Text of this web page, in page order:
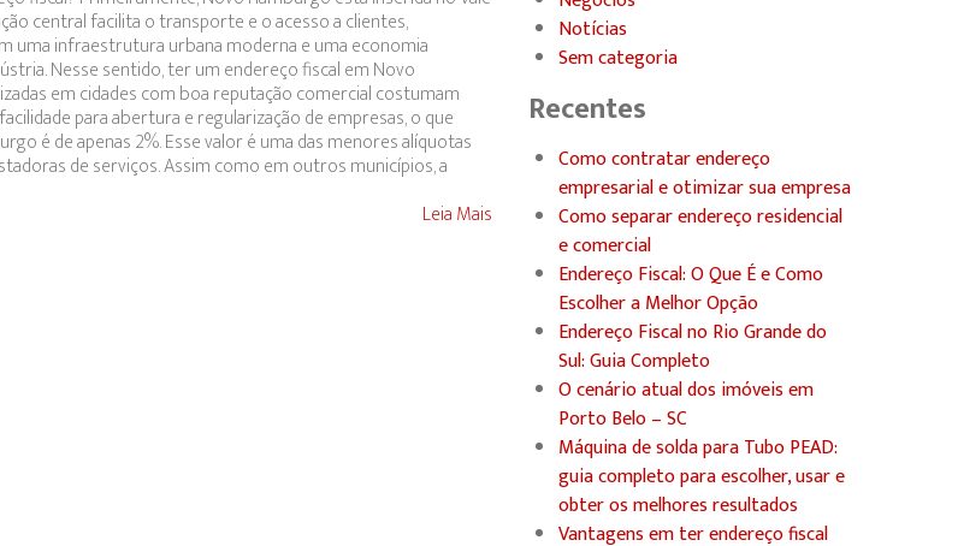
central facilita o transporte e o acesso a clientes,
uma infraestrutura urbana moderna e uma economia
Nesse sentido, ter um endereço fiscal em Novo
em cidades com boa reputação comercial costumam
para abertura e regularização de empresas, o que
é de apenas 2%. Esse valor é uma das menores alíquotas
de serviços. Assim como em outros municípios, a
Leia Mais
Notícias
Sem categoria
Recentes
Como contratar endereço
empresarial e otimizar sua empresa
Como separar endereço residencial
e comercial
Endereço Fiscal: O Que É e Como
Escolher a Melhor Opção
Endereço Fiscal no Rio Grande do
Sul: Guia Completo
O cenário atual dos imóveis em
Porto Belo – SC
Máquina de solda para Tubo PEAD:
guia completo para escolher, usar e
obter os melhores resultados
Vantagens em ter endereço fiscal